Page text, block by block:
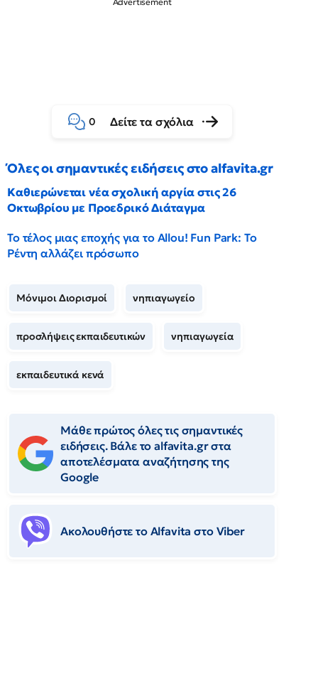
0 Δείτε τα σχόλια
Όλες οι σημαντικές ειδήσεις στο alfavita.gr
Καθιερώνεται νέα σχολική αργία στις 26
Οκτωβρίου με Προεδρικό Διάταγμα
Το τέλος μιας εποχής για το Allou! Fun Park: Το
Ρέντη αλλάζει πρόσωπο
Μόνιμοι Διορισμοί νηπιαγωγείο
προσλήψεις εκπαιδευτικών νηπιαγωγεία
εκπαιδευτικά κενά
Μάθε πρώτος όλες τις σημαντικές
ειδήσεις. Βάλε το alfavita.gr στα
αποτελέσματα αναζήτησης της
Google
Ακολουθήστε το Αlfavita στο Viber